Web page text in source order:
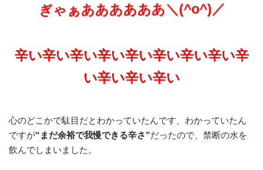
ぎゃぁああああああ＼(^o^)／
辛い辛い辛い辛い辛い辛い辛い辛い辛
い辛い辛い辛い
心のどこかで駄目だとわかっていたんです、わかっていたん
ですが“まだ余裕で我慢できる辛さ”だったので、禁断の水を
飲んでしまいました。